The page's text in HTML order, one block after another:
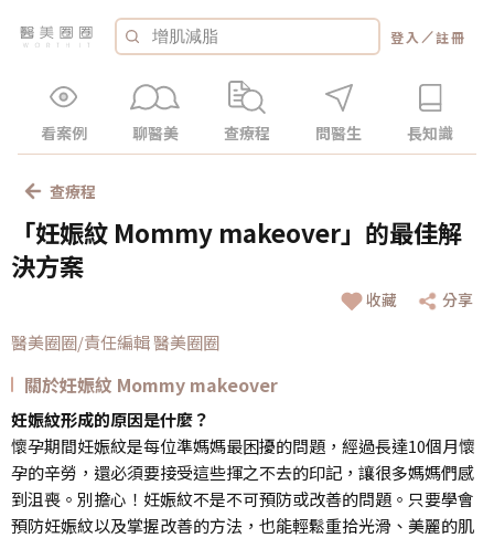
登入 ／註冊
看案例 聊醫美 查療程 問醫生 長知識
查療程
「妊娠紋 Mommy makeover」的最佳解
決方案
收藏 分享
醫美圈圈/責任編輯 醫美圈圈
關於妊娠紋 Mommy makeover
妊娠紋形成的原因是什麼？
懷孕期間妊娠紋是每位準媽媽最困擾的問題，經過長達10個月懷
孕的辛勞，還必須要接受這些揮之不去的印記，讓很多媽媽們感
到沮喪。別擔心！妊娠紋不是不可預防或改善的問題。只要學會
預防妊娠紋以及掌握改善的方法，也能輕鬆重拾光滑、美麗的肌